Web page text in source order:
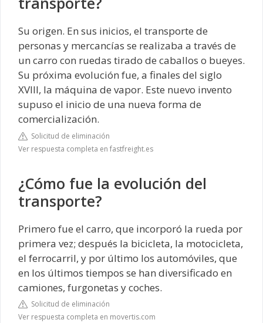
Su origen. En sus inicios, el transporte de
personas y mercancías se realizaba a través de
un carro con ruedas tirado de caballos o bueyes.
Su próxima evolución fue, a finales del siglo
XVIII, la máquina de vapor. Este nuevo invento
supuso el inicio de una nueva forma de
comercialización.
Solicitud de eliminación
Ver respuesta completa en fastfreight.es
¿Cómo fue la evolución del
transporte?
Primero fue el carro, que incorporó la rueda por
primera vez; después la bicicleta, la motocicleta,
el ferrocarril, y por último los automóviles, que
en los últimos tiempos se han diversificado en
camiones, furgonetas y coches.
Solicitud de eliminación
Ver respuesta completa en movertis.com